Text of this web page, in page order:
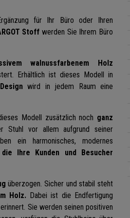
für Ihr Büro oder Ihren
Stoff werden Sie Ihrem Büro
walnussfarbenem Holz
Erhältlich ist dieses Modell in
wird in jedem Raum eine
Modell zusätzlich noch ganz
Stuhl vor allem aufgrund seiner
ein harmonisches, modernes
die Ihre Kunden und Besucher
überzogen. Sicher und stabil steht
Holz. Dabei ist die Endfertigung
Sie werden seinen positiven